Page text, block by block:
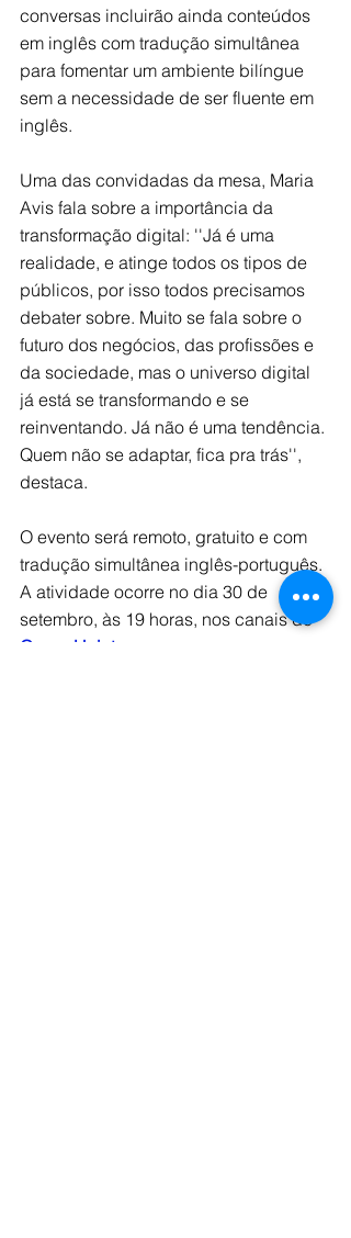
conversas incluirão ainda conteúdos
em inglês com tradução simultânea
para fomentar um ambiente bilíngue
sem a necessidade de ser fluente em
inglês.
Uma das convidadas da mesa, Maria
Avis fala sobre a importância da
transformação digital: ''Já é uma
realidade, e atinge todos os tipos de
públicos, por isso todos precisamos
debater sobre. Muito se fala sobre o
futuro dos negócios, das profissões e
da sociedade, mas o universo digital
já está se transformando e se
reinventando. Já não é uma tendência.
Quem não se adaptar, fica pra trás'',
destaca.
O evento será remoto, gratuito e com
tradução simultânea inglês-português.
A atividade ocorre no dia 30 de
setembro, às 19 horas, nos canais do
Grupo Uninter